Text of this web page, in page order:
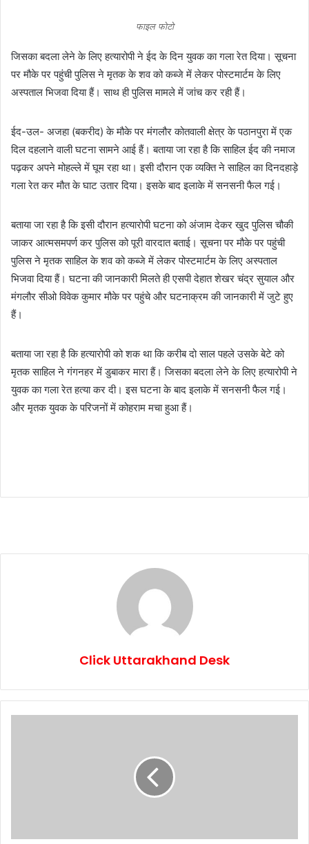
फाइल फोटो
जिसका बदला लेने के लिए हत्यारोपी ने ईद के दिन युवक का गला रेत दिया। सूचना
पर मौके पर पहुंची पुलिस ने मृतक के शव को कब्जे में लेकर पोस्टमार्टम के लिए
अस्पताल भिजवा दिया हैं। साथ ही पुलिस मामले में जांच कर रही हैं।
ईद-उल- अजहा (बकरीद) के मौके पर मंगलौर कोतवाली क्षेत्र के पठानपुरा में एक
दिल दहलाने वाली घटना सामने आई हैं। बताया जा रहा है कि साहिल ईद की नमाज
पढ़कर अपने मोहल्ले में घूम रहा था। इसी दौरान एक व्यक्ति ने साहिल का दिनदहाड़े
गला रेत कर मौत के घाट उतार दिया। इसके बाद इलाके में सनसनी फैल गई।
बताया जा रहा है कि इसी दौरान हत्यारोपी घटना को अंजाम देकर खुद पुलिस चौकी
जाकर आत्मसमपर्ण कर पुलिस को पूरी वारदात बताई। सूचना पर मौके पर पहुंची
पुलिस ने मृतक साहिल के शव को कब्जे में लेकर पोस्टमार्टम के लिए अस्पताल
भिजवा दिया हैं। घटना की जानकारी मिलते ही एसपी देहात शेखर चंद्र सुयाल और
मंगलौर सीओ विवेक कुमार मौके पर पहुंचे और घटनाक्रम की जानकारी में जुटे हुए
हैं।
बताया जा रहा है कि हत्यारोपी को शक था कि करीब दो साल पहले उसके बेटे को
मृतक साहिल ने गंगनहर में डुबाकर मारा हैं। जिसका बदला लेने के लिए हत्यारोपी ने
युवक का गला रेत हत्या कर दी। इस घटना के बाद इलाके में सनसनी फैल गई।
और मृतक युवक के परिजनों में कोहराम मचा हुआ हैं।
Click Uttarakhand Desk